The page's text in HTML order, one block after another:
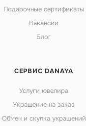
Подарочные сертификаты
Вакансии
Блог
СЕРВИС DANAYA
Услуги ювелира
Украшение на заказ
Обмен и скупка украшений